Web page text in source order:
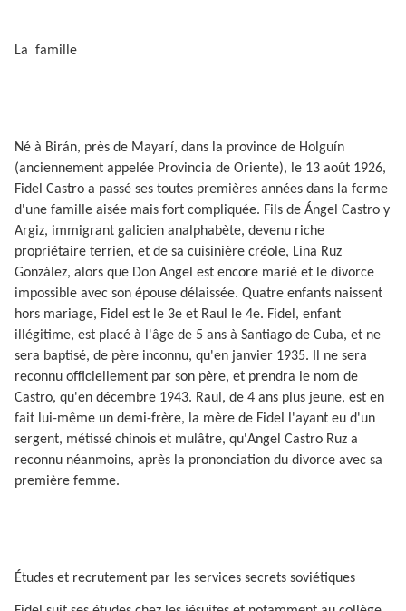
La famille
Né à Birán, près de Mayarí, dans la province de Holguín
(anciennement appelée Provincia de Oriente), le 13 août 1926,
Fidel Castro a passé ses toutes premières années dans la ferme
d'une famille aisée mais fort compliquée. Fils de Ángel Castro y
Argiz, immigrant galicien analphabète, devenu riche
propriétaire terrien, et de sa cuisinière créole, Lina Ruz
González, alors que Don Angel est encore marié et le divorce
impossible avec son épouse délaissée. Quatre enfants naissent
hors mariage, Fidel est le 3e et Raul le 4e. Fidel, enfant
illégitime, est placé à l'âge de 5 ans à Santiago de Cuba, et ne
sera baptisé, de père inconnu, qu'en janvier 1935. Il ne sera
reconnu officiellement par son père, et prendra le nom de
Castro, qu'en décembre 1943. Raul, de 4 ans plus jeune, est en
fait lui-même un demi-frère, la mère de Fidel l'ayant eu d'un
sergent, métissé chinois et mulâtre, qu'Angel Castro Ruz a
reconnu néanmoins, après la prononciation du divorce avec sa
première femme.
Études et recrutement par les services secrets soviétiques